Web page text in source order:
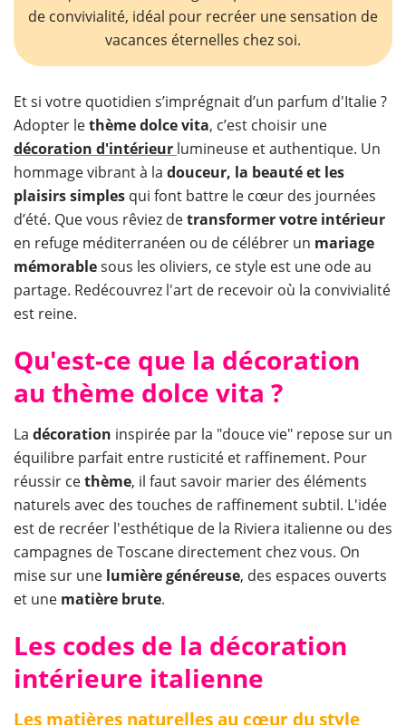
de convivialité, idéal pour recréer une sensation de
vacances éternelles chez soi.
​Et si votre quotidien s’imprégnait d’un parfum d'Italie ?
Adopter lethème dolce vita, c’est choisir une
décoration d'intérieur lumineuse et authentique. Un
hommage vibrant à la douceur, la beauté et les
plaisirs simples qui font battre le cœur des journées
d’été. Que vous rêviez detransformer votre intérieur
en refuge méditerranéen ou de célébrer un mariage
mémorablesous les oliviers, ce style est une ode au
partage. Redécouvrez l'art de recevoir où la convivialité
est reine.
Qu'est-ce que la décoration
au thème dolce vita ?
La décoration inspirée par la "douce vie" repose sur un
équilibre parfait entre rusticité et raffinement. Pour
réussir cethème, il faut savoir marier des éléments
naturels avec des touches de raffinement subtil. L'idée
est de recréer l'esthétique de la Riviera italienne ou des
campagnes de Toscane directement chez vous. On
mise sur une lumièregénéreuse, des espaces ouverts
et une matière brute.
Les codes de la décoration
intérieure italienne
Les matières naturelles au cœur du style